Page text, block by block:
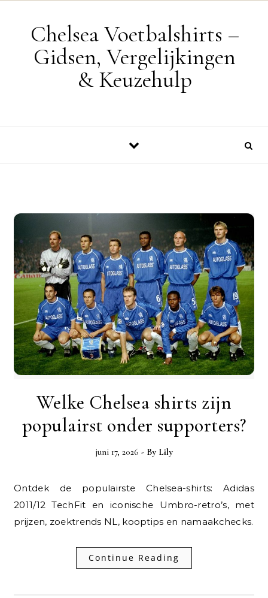
Chelsea Voetbalshirts –
Gidsen, Vergelijkingen
& Keuzehulp
Welke Chelsea shirts zijn
populairst onder supporters?
juni 17, 2026 - By Lily
Ontdek de populairste Chelsea-shirts: Adidas
2011/12 TechFit en iconische Umbro-retro’s, met
prijzen, zoektrends NL, kooptips en namaakchecks.
Continue Reading